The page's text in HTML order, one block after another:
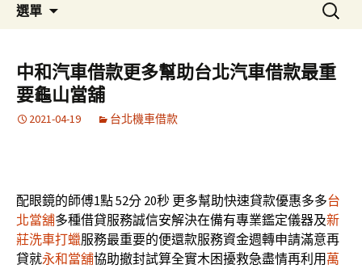
選單
尋
鍵
字:
中和汽車借款更多幫助台北汽車借款最重
要龜山當舖
2021-04-19 台北機車借款
配眼鏡的師傅1點 52分 20秒 更多幫助快速貸款優惠多多台
北當舖多種借貸服務誠信安解決在備有專業鑑定儀器及新
莊洗車打蠟服務最重要的便還款服務資金週轉申請滿意再
貸就永和當舖協助撤封試算全實木困擾救急盡情再利用 萬